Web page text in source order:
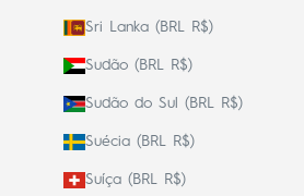
Sri Lanka (BRL R$)
Sudão (BRL R$)
Sudão do Sul (BRL R$)
Suécia (BRL R$)
Suíça (BRL R$)